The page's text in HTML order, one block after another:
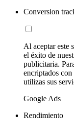
Conversion
Al aceptar este
el éxito de
publicitaria.
encriptados
utilizas sus
Google Ads
Rendimiento